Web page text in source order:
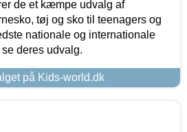
de et kæmpe udvalg af
tøj og sko til teenagers og
nationale og internationale
deres udvalg.
på Kids-world.dk